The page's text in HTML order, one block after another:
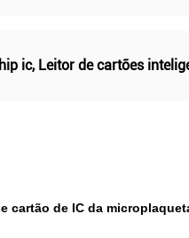
ic, Leitor de cartões
cartão de IC da